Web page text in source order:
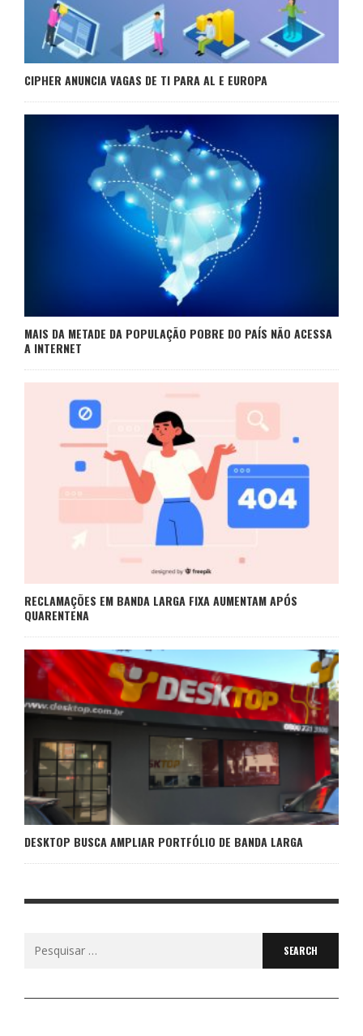
CIPHER ANUNCIA VAGAS DE TI PARA AL E EUROPA
MAIS DA METADE DA POPULAÇÃO POBRE DO PAÍS NÃO ACESSA
A INTERNET
RECLAMAÇÕES EM BANDA LARGA FIXA AUMENTAM APÓS
QUARENTENA
DESKTOP BUSCA AMPLIAR PORTFÓLIO DE BANDA LARGA